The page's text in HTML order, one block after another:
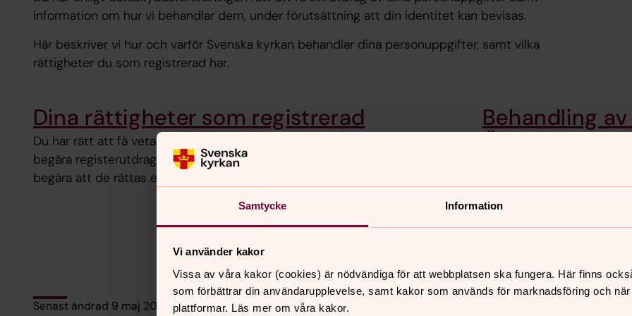
Samtycke Information
Vi använder kakor
Vissa av våra kakor (cookies) är nödvändiga för att webbplatsen ska fungera. Här finns
som förbättrar din användarupplevelse, samt kakor som används för marknadsföring och
plattformar. Läs mer om våra kakor.
information om hur vi behandlar dem, under förutsättning att din identitet kan bevisas.
Här beskriver vi hur och varför Svenska kyrkan behandlar dina personuppgifter, samt vilka
rättigheter du som registrerad har.
Dina rättigheter som registrerad
Du har rätt att få veta vilka personuppgifter som finns om dig och du kan
begära registerutdrag. Om uppgifterna är felaktiga eller ofullständiga kan du
begära att de rättas eller tas bort.
Behandling
Östersunds
Församlingarna som är
över församlingarnas
även andra
Senast ändrad 9 maj 2022